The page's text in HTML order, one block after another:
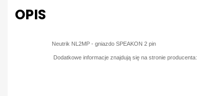
OPIS
Neutrik NL2MP - gniazdo SPEAKON 2 pin
Dodatkowe informacje znajdują się na stronie producenta: